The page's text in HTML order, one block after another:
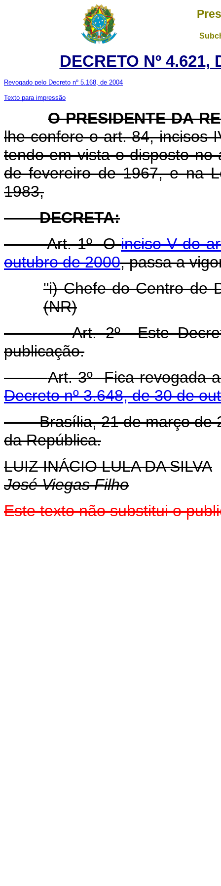
DECRETO Nº 4.621,
Revogado pelo Decreto nº 5.168, de 2004
Texto para impressão
O PRESIDENTE DA
lhe confere o art. 84, incisos
tendo em vista o disposto no
de fevereiro de 1967, e na
1983,
DECRETA:
Art. 1º Oinciso V do
outubro de 2000, passa a
"i) Chefe do Centro de
(NR)
Art. 2º Este Decreto
publicação.
Art. 3º Fica revogada
Decreto nº 3.648, de 30 de
Brasília, 21 de março de
da República.
LUIZ INÁCIO LULA DA SILVA
José Viegas Filho
Este texto não substitui o